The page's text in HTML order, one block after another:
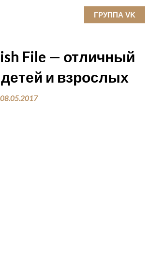
ГРУППА VK
File — отличный
и взрослых
08.05.2017